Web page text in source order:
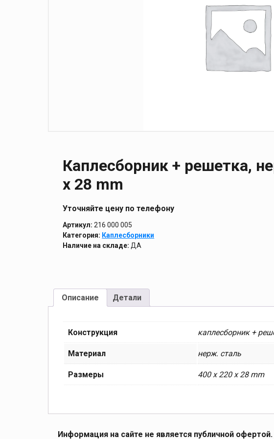
Каплесборник + решетка,
x 28 mm
Уточняйте цену по телефону
Артикул: 216 000 005
Категория: Каплесборники
Наличие на складе: ДА
Описание Детали
Конструкция каплесборник +
Материал нерж. сталь
Размеры 400 x 220 x 28 mm
Информация на сайте не является публичной офертой.